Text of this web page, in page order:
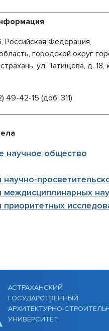
Российская Федерация,
городской округ
ул. Татищева, д. 18,
49-42-15 (доб. 311)
научное общество
междисциплинарных
АСТРАХАНСКИЙ
ГОСУДАРСТВЕННЫЙ
АРХИТЕКТУРНО-
УНИВЕРСИТЕТ